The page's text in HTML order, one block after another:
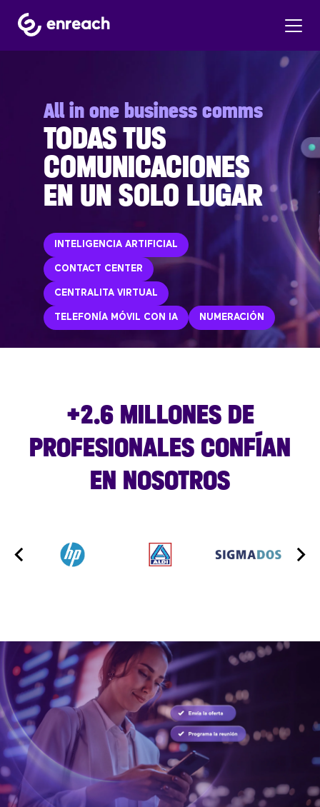
All in one business comms
TODAS TUS
COMUNICACIONES
EN UN SOLO LUGAR
INTELIGENCIA ARTIFICIAL
CONTACT CENTER
CENTRALITA VIRTUAL
TELEFONÍA MÓVIL CON IA NUMERACIÓN
+2.6 MILLONES DE
PROFESIONALES CONFÍAN
EN NOSOTROS